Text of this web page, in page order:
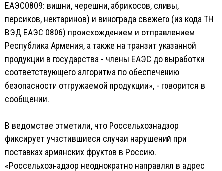
ЕАЭС0809: вишни, черешни, абрикосов, сливы,
персиков, нектаринов) и винограда свежего (из кода ТН
ВЭД ЕАЭС 0806) происхождением и отправлением
Республика Армения, а также на транзит указанной
продукции в государства - члены ЕАЭС до выработки
соответствующего алгоритма по обеспечению
безопасности отгружаемой продукции», - говорится в
сообщении.
В ведомстве отметили, что Россельхознадзор
фиксирует участившиеся случаи нарушений при
поставках армянских фруктов в Россию.
«Россельхознадзор неоднократно направлял в адрес